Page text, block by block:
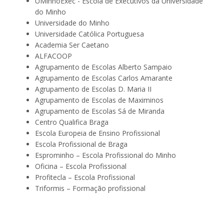
do Minho
Universidade do Minho
Universidade Católica Portuguesa
Academia Ser Caetano
ALFACOOP
Agrupamento de Escolas Alberto Sampaio
Agrupamento de Escolas Carlos Amarante
Agrupamento de Escolas D. Maria II
Agrupamento de Escolas de Maximinos
Agrupamento de Escolas Sá de Miranda
Centro Qualifica Braga
Escola Europeia de Ensino Profissional
Escola Profissional de Braga
Esprominho – Escola Profissional do Minho
Oficina – Escola Profissional
Profitecla – Escola Profissional
Triformis – Formação profissional